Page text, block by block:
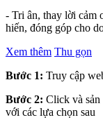
- Tri ân, thay lời cảm
hiến, đóng góp cho
Xem thêm Thu gọn
Bước 1: Truy cập
Bước 2: Click và sản
với các lựa chọn sau